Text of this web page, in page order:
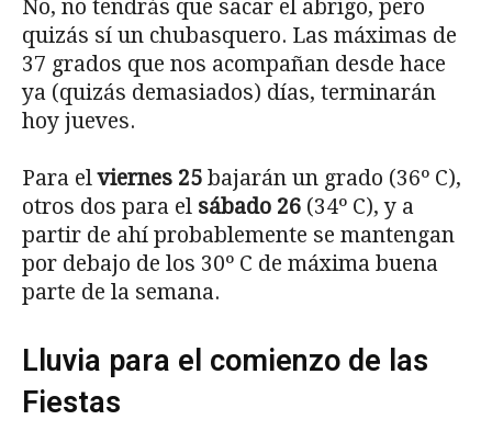
No, no tendrás que sacar el abrigo, pero
quizás sí un chubasquero. Las máximas de
37 grados que nos acompañan desde hace
ya (quizás demasiados) días, terminarán
hoy jueves.
Para elviernes 25 bajarán un grado (36º C),
otros dos para el sábado 26 (34º C), y a
partir de ahí probablemente se mantengan
por debajo de los 30º C de máxima buena
parte de la semana.
Lluvia para el comienzo de las
Fiestas